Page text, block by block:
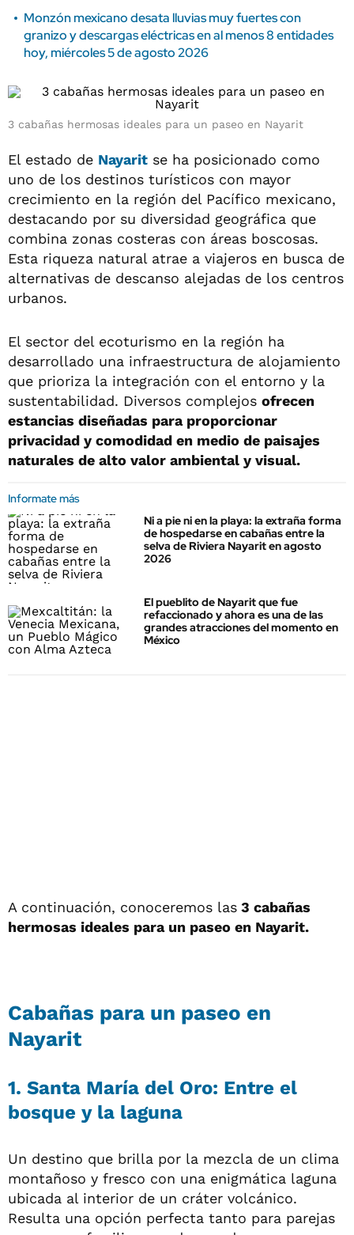
Monzón mexicano desata lluvias muy fuertes con
granizo y descargas eléctricas en al menos 8 entidades
hoy, miércoles 5 de agosto 2026
3 cabañas hermosas ideales para un paseo en Nayarit
El estado de Nayarit se ha posicionado como
uno de los destinos turísticos con mayor
crecimiento en la región del Pacífico mexicano,
destacando por su diversidad geográfica que
combina zonas costeras con áreas boscosas.
Esta riqueza natural atrae a viajeros en busca de
alternativas de descanso alejadas de los centros
urbanos.
El sector del ecoturismo en la región ha
desarrollado una infraestructura de alojamiento
que prioriza la integración con el entorno y la
sustentabilidad. Diversos complejos ofrecen
estancias diseñadas para proporcionar
privacidad y comodidad en medio de paisajes
naturales de alto valor ambiental y visual.
Informate más
Ni a pie ni en la playa: la extraña forma
de hospedarse en cabañas entre la
selva de Riviera Nayarit en agosto
2026
El pueblito de Nayarit que fue
refaccionado y ahora es una de las
grandes atracciones del momento en
México
A continuación, conoceremos las 3 cabañas
hermosas ideales para un paseo en Nayarit.
Cabañas para un paseo en
Nayarit
1. Santa María del Oro: Entre el
bosque y la laguna
Un destino que brilla por la mezcla de un clima
montañoso y fresco con una enigmática laguna
ubicada al interior de un cráter volcánico.
Resulta una opción perfecta tanto para parejas